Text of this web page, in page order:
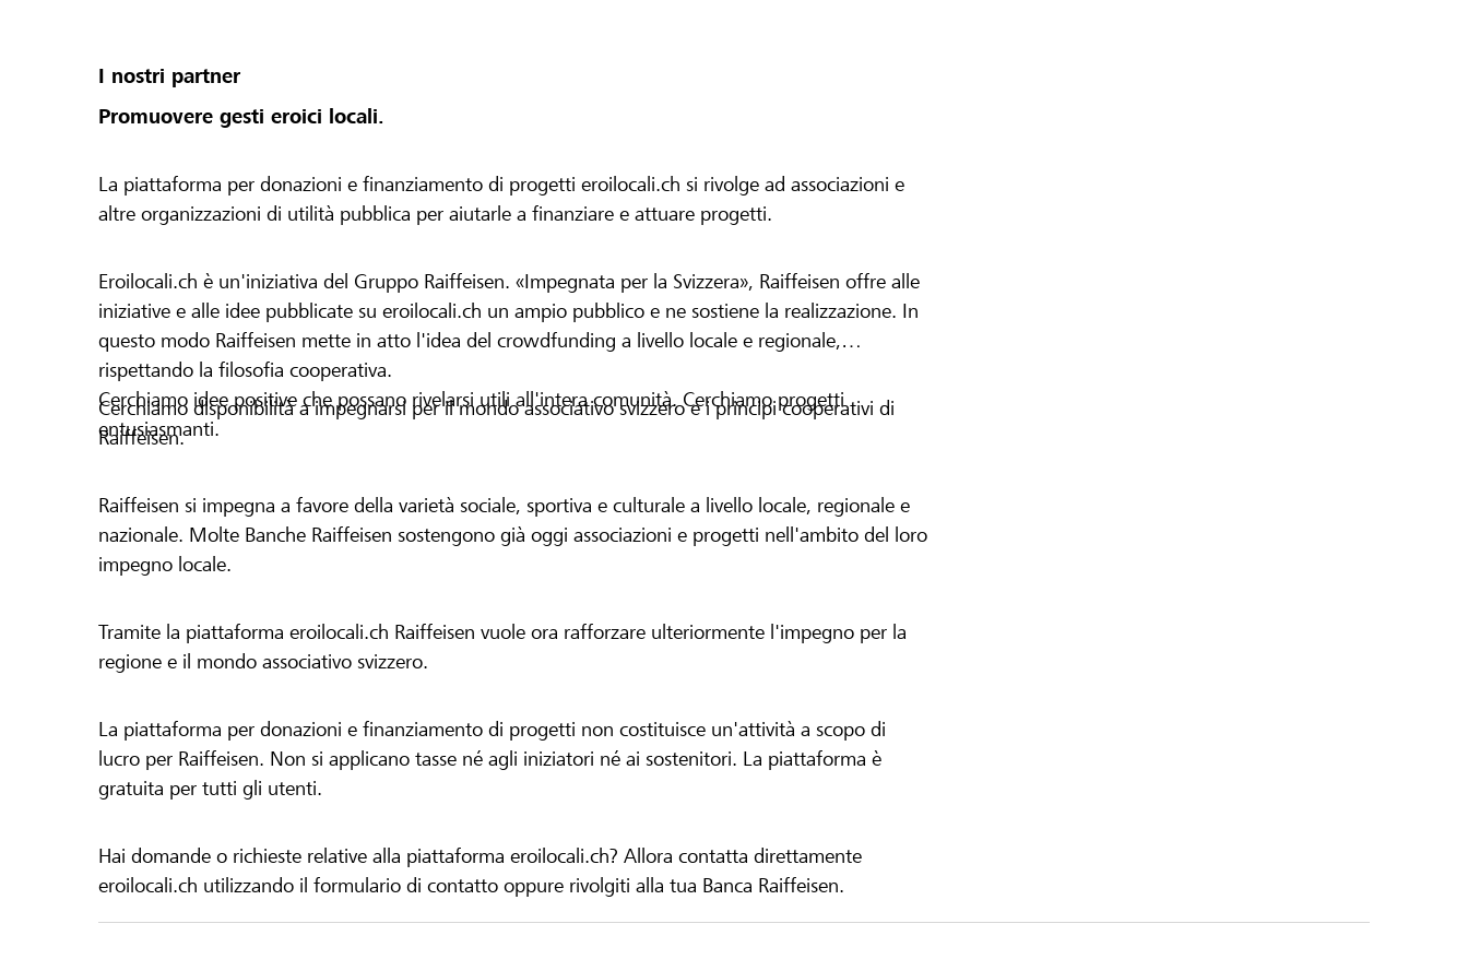
I nostri partner
Promuovere gesti eroici locali.
La piattaforma per donazioni e finanziamento di progetti eroilocali.ch si rivolge ad associazioni e
altre organizzazioni di utilità pubblica per aiutarle a finanziare e attuare progetti.
Eroilocali.ch è un'iniziativa del Gruppo Raiffeisen. «Impegnata per la Svizzera», Raiffeisen offre alle
iniziative e alle idee pubblicate su eroilocali.ch un ampio pubblico e ne sostiene la realizzazione. In
questo modo Raiffeisen mette in atto l'idea del crowdfunding a livello locale e regionale,
rispettando la filosofia cooperativa.
Cerchiamo idee positive che possano rivelarsi utili all'intera comunità. Cerchiamo progetti
entusiasmanti.
Cerchiamo disponibilità a impegnarsi per il mondo associativo svizzero e i principi cooperativi di
Raiffeisen.
Raiffeisen si impegna a favore della varietà sociale, sportiva e culturale a livello locale, regionale e
nazionale. Molte Banche Raiffeisen sostengono già oggi associazioni e progetti nell'ambito del loro
impegno locale.
Tramite la piattaforma eroilocali.ch Raiffeisen vuole ora rafforzare ulteriormente l'impegno per la
regione e il mondo associativo svizzero.
La piattaforma per donazioni e finanziamento di progetti non costituisce un'attività a scopo di
lucro per Raiffeisen. Non si applicano tasse né agli iniziatori né ai sostenitori. La piattaforma è
gratuita per tutti gli utenti.
Hai domande o richieste relative alla piattaforma eroilocali.ch? Allora contatta direttamente
eroilocali.ch utilizzando il formulario di contatto oppure rivolgiti alla tua Banca Raiffeisen.